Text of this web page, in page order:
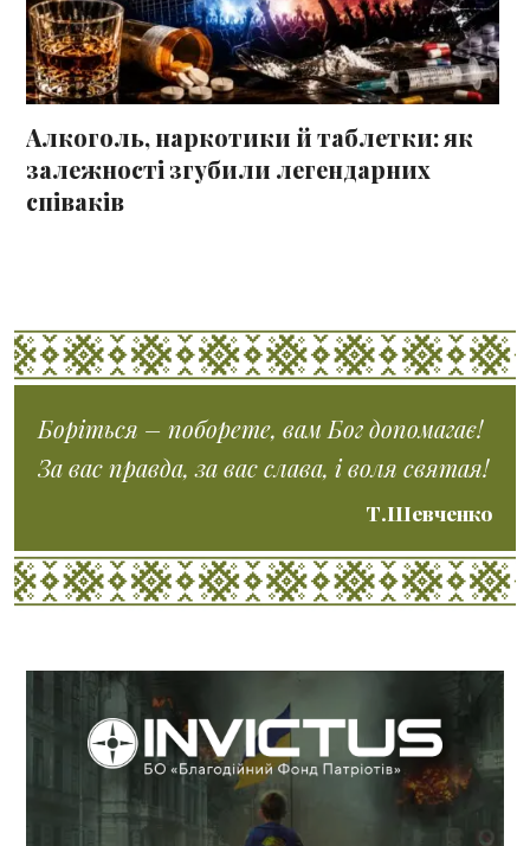
Алкоголь, наркотики й таблетки: як
залежності згубили легендарних
співаків
Боріться – поборете, вам Бог допомагає!
За вас правда, за вас слава, і воля святая!
Т.Шевченко